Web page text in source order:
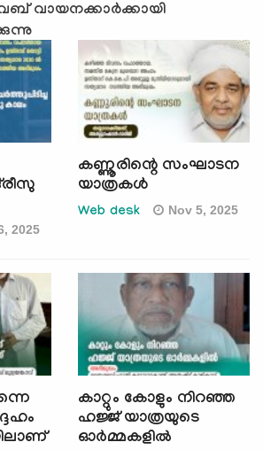
വായനക്കാര്‍ക്കായി
2025
കണ്ണൂരിന്റെ സംഘാടന
യാത്രകള്‍
Web desk Nov 5, 2025
കാറ്റും കോളും നിറഞ്ഞ
ഹജ്ജ് യാത്രയുടെ
ഓര്‍മ്മകളില്‍